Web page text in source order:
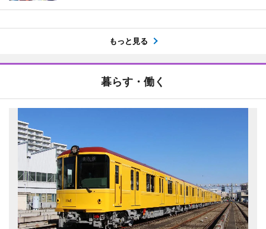
もっと見る
暮らす・働く